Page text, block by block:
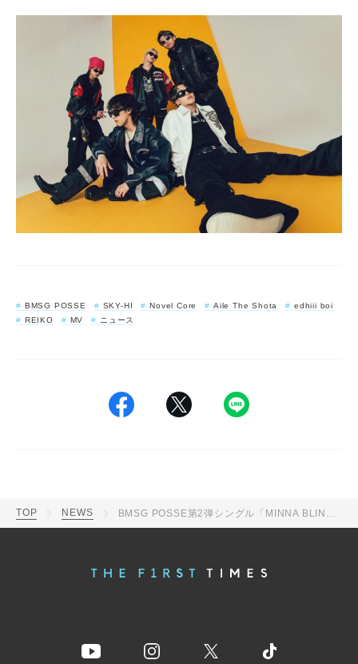
BMSG POSSE SKY-HI Novel Core Aile The Shota
edhiii boi
REIKO
MV ニュース
TOP NEWS